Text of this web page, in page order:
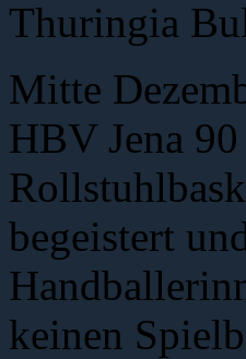
Thuringia
Mitte
HBV Jena
begeistert
keinen